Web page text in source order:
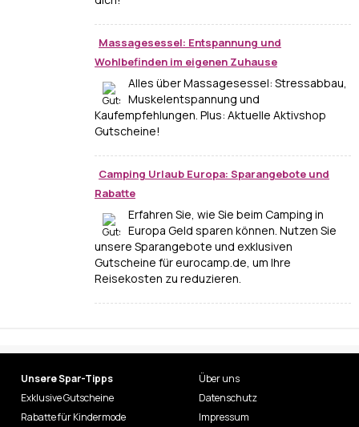
Massagesessel: Entspannung und
Wohlbefinden im eigenen Zuhause
Alles über Massagesessel: Stressabbau,
Muskelentspannung und
Kaufempfehlungen. Plus: Aktuelle Aktivshop
Gutscheine!
Camping Urlaub Europa: Sparangebote und
Rabatte
Erfahren Sie, wie Sie beim Camping in
Europa Geld sparen können. Nutzen Sie
unsere Sparangebote und exklusiven
Gutscheine für eurocamp.de, um Ihre
Reisekosten zu reduzieren.
Unsere Spar-Tipps
Exklusive Gutscheine
Rabatte für Kindermode
Über uns
Datenschutz
Impressum